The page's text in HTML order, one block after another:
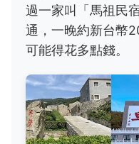
過一家叫「馬祖民
通，一晚約新台幣
可能得花多點錢。